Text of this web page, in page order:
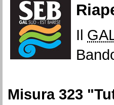
Il
Misura 323 "